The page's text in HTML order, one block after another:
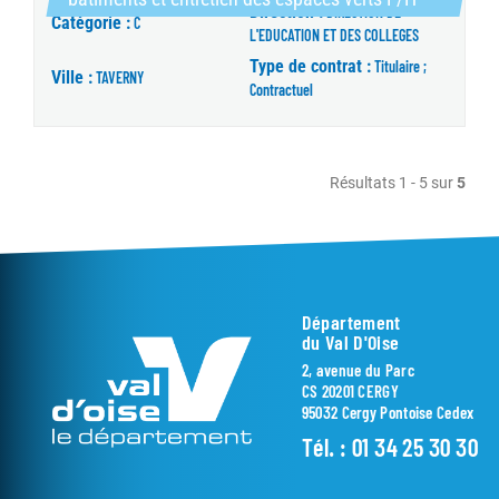
Catégorie :C
Direction :DIRECTION DE
L'EDUCATION ET DES COLLEGES
Ville :TAVERNY
Type de contrat :Titulaire ;
Contractuel
Résultats 1 - 5 sur5
Département
du Val D'Oise
2, avenue du Parc
CS 20201 CERGY
95032 Cergy Pontoise Cedex
Tél. : 01 34 25 30 30